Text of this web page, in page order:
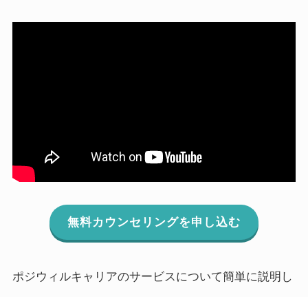
無料カウンセリングを申し込む
ポジウィルキャリアのサービスについて簡単に説明し